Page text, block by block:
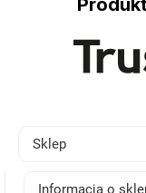
Sklep
Informacja o